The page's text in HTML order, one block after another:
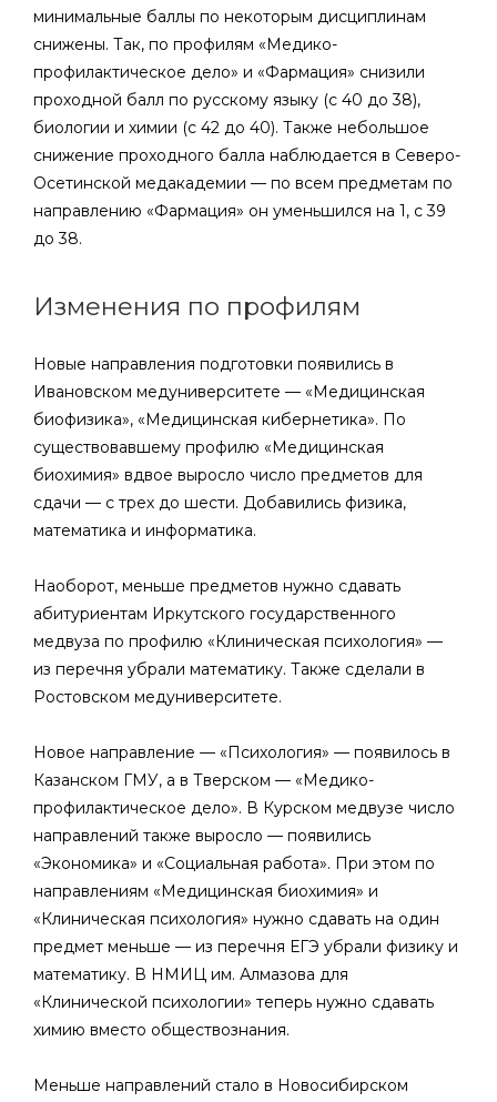
минимальные баллы по некоторым дисциплинам
снижены. Так, по профилям «Медико-
профилактическое дело» и «Фармация» снизили
проходной балл по русскому языку (с 40 до 38),
биологии и химии (с 42 до 40). Также небольшое
снижение проходного балла наблюдается в Северо-
Осетинской медакадемии — по всем предметам по
направлению «Фармация» он уменьшился на 1, с 39
до 38.
Изменения по профилям
Новые направления подготовки появились в
Ивановском медуниверситете — «Медицинская
биофизика», «Медицинская кибернетика». По
существовавшему профилю «Медицинская
биохимия» вдвое выросло число предметов для
сдачи — с трех до шести. Добавились физика,
математика и информатика.
Наоборот, меньше предметов нужно сдавать
абитуриентам Иркутского государственного
медвуза по профилю «Клиническая психология» —
из перечня убрали математику. Также сделали в
Ростовском медуниверситете.
Новое направление — «Психология» — появилось в
Казанском ГМУ, а в Тверском — «Медико-
профилактическое дело». В Курском медвузе число
направлений также выросло — появились
«Экономика» и «Социальная работа». При этом по
направлениям «Медицинская биохимия» и
«Клиническая психология» нужно сдавать на один
предмет меньше — из перечня ЕГЭ убрали физику и
математику. В НМИЦ им. Алмазова для
«Клинической психологии» теперь нужно сдавать
химию вместо обществознания.
Меньше направлений стало в Новосибирском